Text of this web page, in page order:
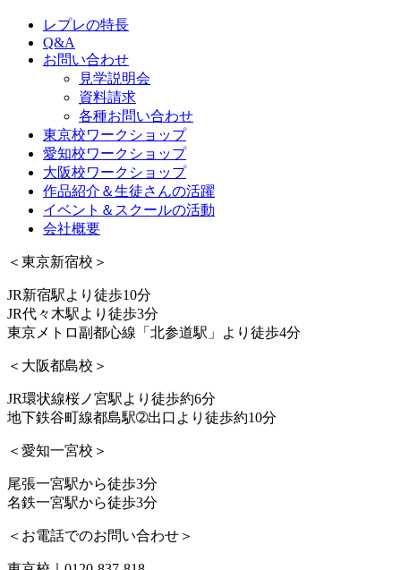
レプレの特長
Q&A
お問い合わせ
見学説明会
資料請求
各種お問い合わせ
東京校ワークショップ
愛知校ワークショップ
大阪校ワークショップ
作品紹介＆生徒さんの活躍
イベント＆スクールの活動
会社概要
＜東京新宿校＞
JR新宿駅より徒歩10分
JR代々木駅より徒歩3分
東京メトロ副都心線「北参道駅」より徒歩4分
＜大阪都島校＞
JR環状線桜ノ宮駅より徒歩約6分
地下鉄谷町線都島駅➁出口より徒歩約10分
＜愛知一宮校＞
尾張一宮駅から徒歩3分
名鉄一宮駅から徒歩3分
＜お電話でのお問い合わせ＞